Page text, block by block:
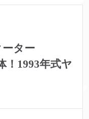
ター
！1993年式ヤ